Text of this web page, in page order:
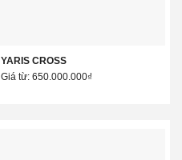
YARIS CROSS
Giá từ: 650.000.000₫